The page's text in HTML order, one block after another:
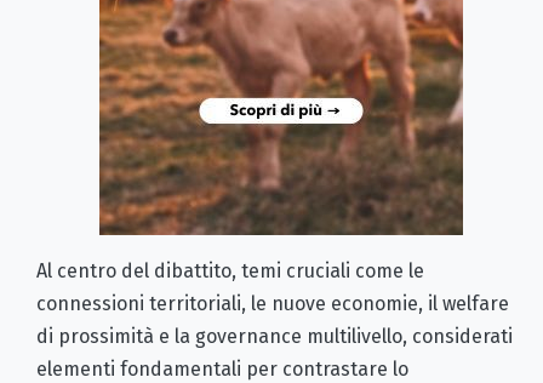
Al centro del dibattito, temi cruciali come le
connessioni territoriali, le nuove economie, il welfare
di prossimità e la governance multilivello, considerati
elementi fondamentali per contrastare lo